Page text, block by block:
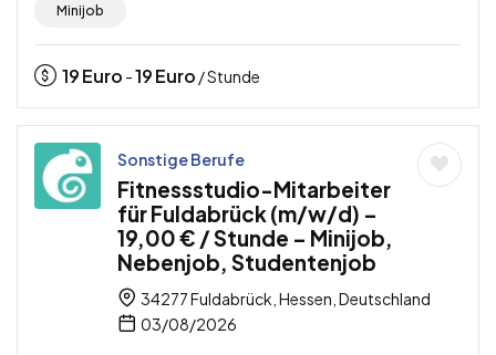
Minijob
19Euro -19Euro / Stunde
Sonstige Berufe
Fitnessstudio-Mitarbeiter
für Fuldabrück (m/w/d) –
19,00 € / Stunde – Minijob,
Nebenjob, Studentenjob
34277 Fuldabrück, Hessen, Deutschland
03/08/2026